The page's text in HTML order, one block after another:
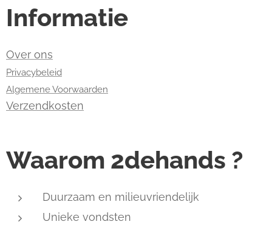
Informatie
Over ons
Privacybeleid
Algemene Voorwaarden
Verzendkosten
Waarom 2dehands ?
Duurzaam en milieuvriendelijk
Unieke vondsten